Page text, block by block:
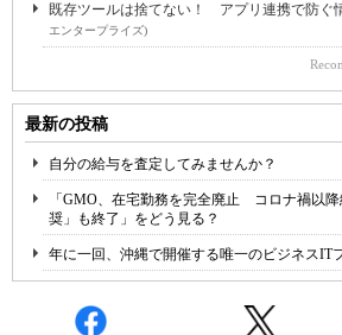
既存ツールは捨てない！ アプリ連携で防ぐ
エンタープライズ)
最新の投稿
自分の給与を査定してみませんか？
「GMO、在宅勤務を完全廃止 コロナ禍以
奨」も終了」をどう見る？
年に一回、沖縄で開催する唯一のビジネスIT